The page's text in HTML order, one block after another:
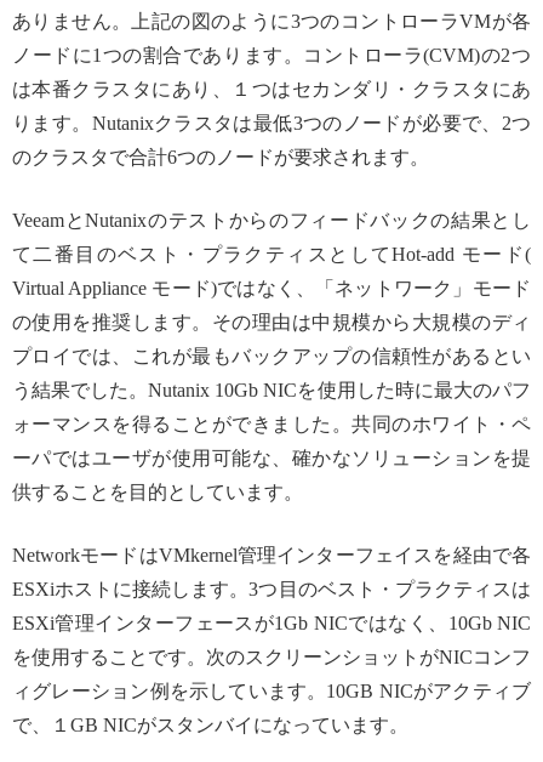
ありません。上記の図のように3つのコントローラVMが各
ノードに1つの割合であります。コントローラ(CVM)の2つ
は本番クラスタにあり、１つはセカンダリ・クラスタにあ
ります。Nutanixクラスタは最低3つのノードが必要で、2つ
のクラスタで合計6つのノードが要求されます。
VeeamとNutanixのテストからのフィードバックの結果とし
て二番目のベスト・プラクティスとしてHot-add モード(
Virtual Appliance モード)ではなく、「ネットワーク」モード
の使用を推奨します。その理由は中規模から大規模のディ
プロイでは、これが最もバックアップの信頼性があるとい
う結果でした。Nutanix 10Gb NICを使用した時に最大のパフ
ォーマンスを得ることができました。共同のホワイト・ペ
ーパではユーザが使用可能な、確かなソリューションを提
供することを目的としています。
NetworkモードはVMkernel管理インターフェイスを経由で各
ESXiホストに接続します。3つ目のベスト・プラクティスは
ESXi管理インターフェースが1Gb NICではなく、10Gb NIC
を使用することです。次のスクリーンショットがNICコンフ
ィグレーション例を示しています。10GB NICがアクティブ
で、１GB NICがスタンバイになっています。